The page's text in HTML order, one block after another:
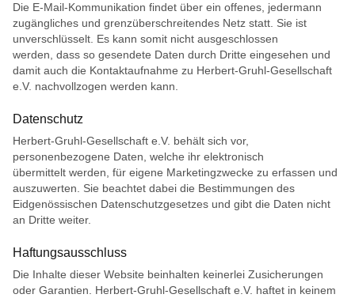
Die E-Mail-Kommunikation findet über ein offenes, jedermann
zugängliches und grenzüberschreitendes Netz statt. Sie ist
unverschlüsselt. Es kann somit nicht ausgeschlossen
werden, dass so gesendete Daten durch Dritte eingesehen und
damit auch die Kontaktaufnahme zu Herbert-Gruhl-Gesellschaft
e.V. nachvollzogen werden kann.
Datenschutz
Herbert-Gruhl-Gesellschaft e.V. behält sich vor,
personenbezogene Daten, welche ihr elektronisch
übermittelt werden, für eigene Marketingzwecke zu erfassen und
auszuwerten. Sie beachtet dabei die Bestimmungen des
Eidgenössischen Datenschutzgesetzes und gibt die Daten nicht
an Dritte weiter.
Haftungsausschluss
Die Inhalte dieser Website beinhalten keinerlei Zusicherungen
oder Garantien. Herbert-Gruhl-Gesellschaft e.V. haftet in keinem